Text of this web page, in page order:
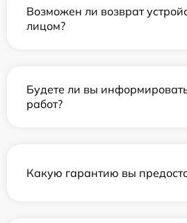
Возможен ли возврат
лицом?
Будете ли вы
работ?
Какую гарантию вы